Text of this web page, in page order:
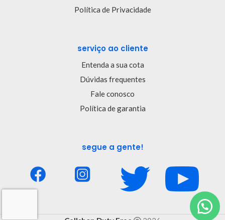
Política de Privacidade
serviço ao cliente
Entenda a sua cota
Dúvidas frequentes
Fale conosco
Política de garantia
segue a gente!